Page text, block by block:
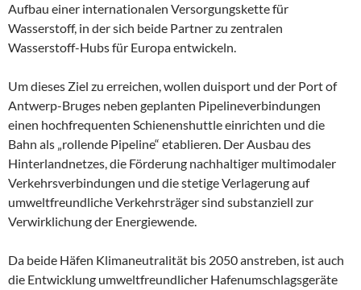
Aufbau einer internationalen Versorgungskette für
Wasserstoff, in der sich beide Partner zu zentralen
Wasserstoff-Hubs für Europa entwickeln.
Um dieses Ziel zu erreichen, wollen duisport und der Port of
Antwerp-Bruges neben geplanten Pipelineverbindungen
einen hochfrequenten Schienenshuttle einrichten und die
Bahn als „rollende Pipeline“ etablieren. Der Ausbau des
Hinterlandnetzes, die Förderung nachhaltiger multimodaler
Verkehrsverbindungen und die stetige Verlagerung auf
umweltfreundliche Verkehrsträger sind substanziell zur
Verwirklichung der Energiewende.
Da beide Häfen Klimaneutralität bis 2050 anstreben, ist auch
die Entwicklung umweltfreundlicher Hafenumschlagsgeräte